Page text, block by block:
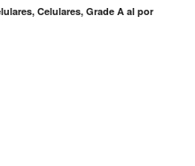
Celulares, Grade A al por